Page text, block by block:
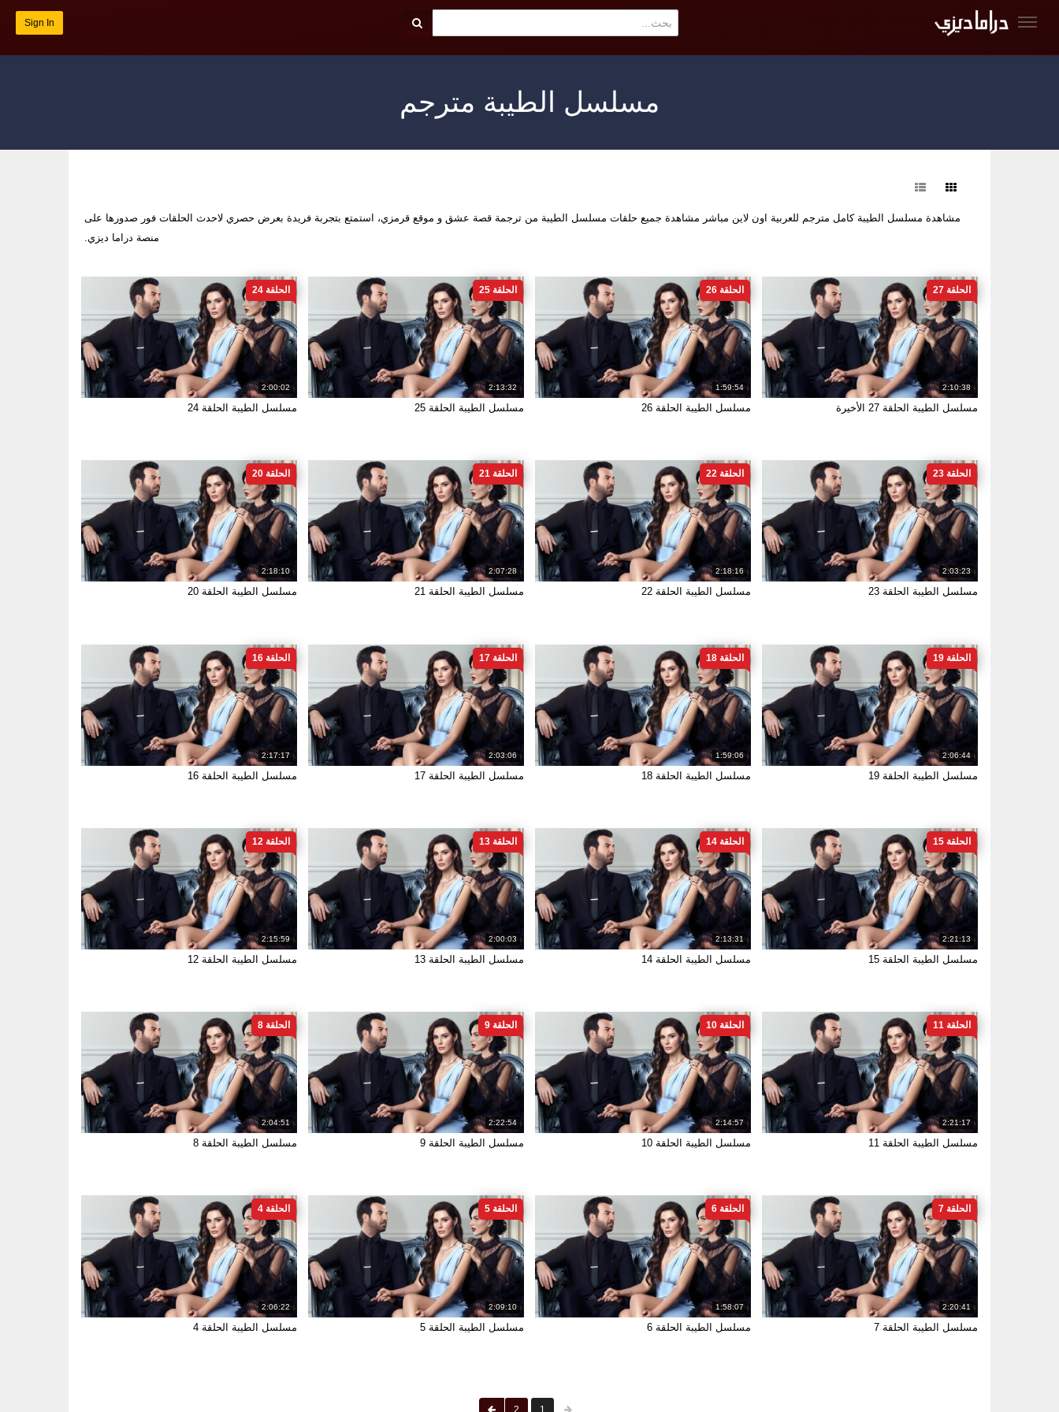
Sign In
مسلسل الطيبة مترجم
مشاهدة مسلسل الطيبة كامل مترجم للعربية اون لاين مباشر مشاهدة جميع حلقات مسلسل الطيبة من ترجمة قصة عشق و موقع قرمزي، استمتع بتجربة فريدة بعرض حصري لاحدث الحلقات فور صدورها على
منصة دراما ديزي.
2:10:38
الحلقة 27
مسلسل الطيبة الحلقة 27 الأخيرة
1:59:54
الحلقة 26
مسلسل الطيبة الحلقة 26
2:13:32
الحلقة 25
مسلسل الطيبة الحلقة 25
2:00:02
الحلقة 24
مسلسل الطيبة الحلقة 24
2:03:23
الحلقة 23
مسلسل الطيبة الحلقة 23
2:18:16
الحلقة 22
مسلسل الطيبة الحلقة 22
2:07:28
الحلقة 21
مسلسل الطيبة الحلقة 21
2:18:10
الحلقة 20
مسلسل الطيبة الحلقة 20
2:06:44
الحلقة 19
مسلسل الطيبة الحلقة 19
1:59:06
الحلقة 18
مسلسل الطيبة الحلقة 18
2:03:06
الحلقة 17
مسلسل الطيبة الحلقة 17
2:17:17
الحلقة 16
مسلسل الطيبة الحلقة 16
2:21:13
الحلقة 15
مسلسل الطيبة الحلقة 15
2:13:31
الحلقة 14
مسلسل الطيبة الحلقة 14
2:00:03
الحلقة 13
مسلسل الطيبة الحلقة 13
2:15:59
الحلقة 12
مسلسل الطيبة الحلقة 12
2:21:17
الحلقة 11
مسلسل الطيبة الحلقة 11
2:14:57
الحلقة 10
مسلسل الطيبة الحلقة 10
2:22:54
الحلقة 9
مسلسل الطيبة الحلقة 9
2:04:51
الحلقة 8
مسلسل الطيبة الحلقة 8
2:20:41
الحلقة 7
مسلسل الطيبة الحلقة 7
1:58:07
الحلقة 6
مسلسل الطيبة الحلقة 6
2:09:10
الحلقة 5
مسلسل الطيبة الحلقة 5
2:06:22
الحلقة 4
مسلسل الطيبة الحلقة 4
1
2